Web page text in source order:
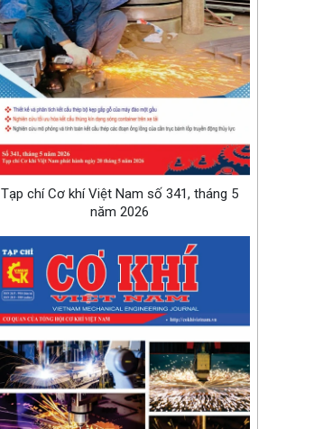
Tạp chí Cơ khí Việt Nam số 341, tháng 5
năm 2026